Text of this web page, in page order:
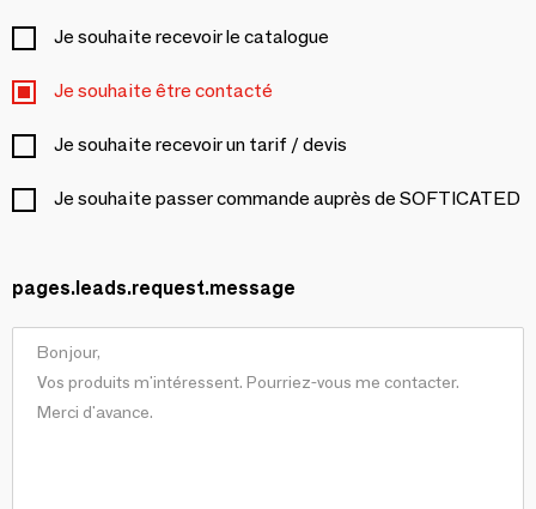
Je souhaite recevoir le catalogue
Je souhaite être contacté
Je souhaite recevoir un tarif / devis
Je souhaite passer commande auprès de SOFTICATED
pages.leads.request.message